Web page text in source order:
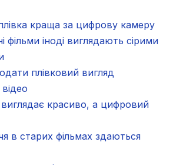
краща за цифрову камеру
фільми іноді виглядають сірими
плівковий вигляд
красиво, а цифровий
в старих фільмах здаються